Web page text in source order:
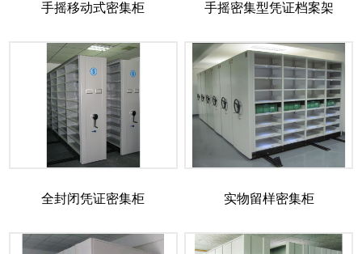
手摇移动式密集柜 手摇密集型凭证档案架
全封闭凭证密集柜 实物留样密集柜